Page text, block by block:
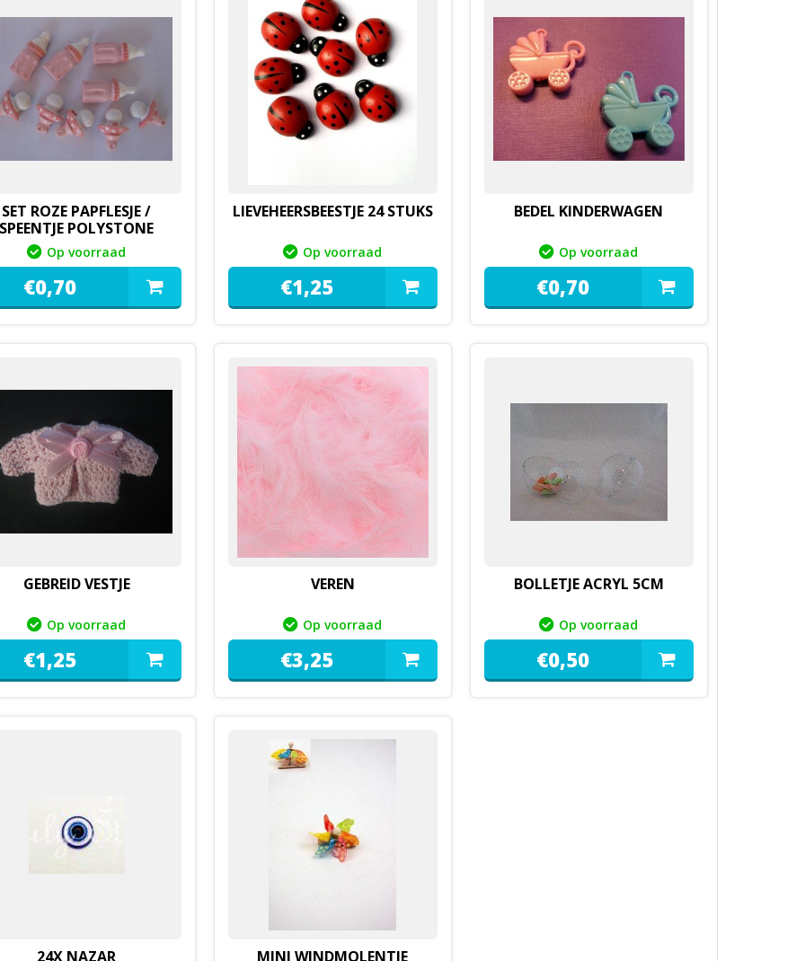
SET ROZE PAPFLESJE /
SPEENTJE POLYSTONE
Op voorraad
€0,70
LIEVEHEERSBEESTJE 24 STUKS
Op voorraad
€1,25
BEDEL KINDERWAGEN
Op voorraad
€0,70
GEBREID VESTJE
Op voorraad
€1,25
VEREN
Op voorraad
€3,25
BOLLETJE ACRYL 5CM
Op voorraad
€0,50
24X NAZAR MINI WINDMOLENTJE